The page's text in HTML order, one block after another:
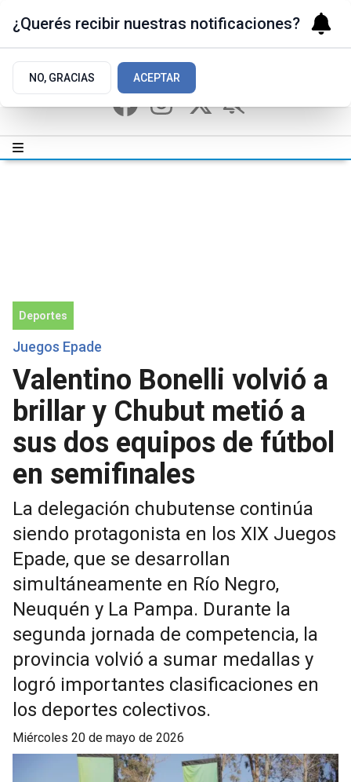
Deportes
Juegos Epade
Valentino Bonelli volvió a
brillar y Chubut metió a
sus dos equipos de fútbol
en semifinales
La delegación chubutense continúa
siendo protagonista en los XIX Juegos
Epade, que se desarrollan
simultáneamente en Río Negro,
Neuquén y La Pampa. Durante la
segunda jornada de competencia, la
provincia volvió a sumar medallas y
logró importantes clasificaciones en
los deportes colectivos.
miércoles 20 de mayo de 2026
¿Querés recibir nuestras notificaciones?
NO, GRACIAS ACEPTAR